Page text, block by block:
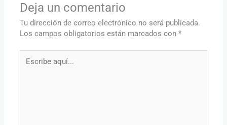
Deja un comentario
Tu dirección de correo electrónico no será publicada.
Los campos obligatorios están marcados con*
aquí...